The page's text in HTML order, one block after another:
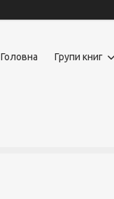
Головна Групи книг